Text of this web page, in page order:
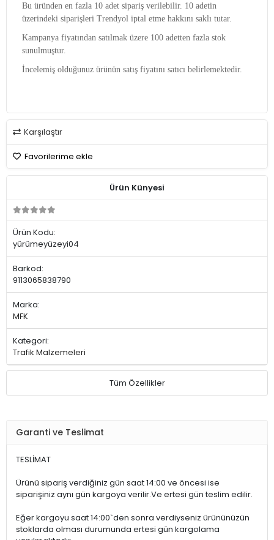
Bu üründen en fazla 10 adet sipariş verilebilir. 10 adetin
üzerindeki siparişleri Trendyol iptal etme hakkını saklı tutar.
Kampanya fiyatından satılmak üzere 100 adetten fazla stok
sunulmuştur.
İncelemiş olduğunuz ürünün satış fiyatını satıcı belirlemektedir.
Karşılaştır
Favorilerime ekle
Ürün Künyesi
Ürün Kodu:
yürümeyüzeyi04
Barkod:
9113065838790
Marka:
MFK
Kategori:
Trafik Malzemeleri
Tüm Özellikler
Garanti ve Teslimat
TESLİMAT
Ürünü sipariş verdiğiniz gün saat 14:00 ve öncesi ise
siparişiniz aynı gün kargoya verilir.Ve ertesi gün teslim edilir.
Eğer kargoyu saat 14:00`den sonra verdiyseniz ürününüzün
stoklarda olması durumunda ertesi gün kargolama